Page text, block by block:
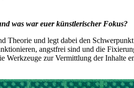
was war euer künstlerischer Fokus?
Theorie und legt dabei den
angstfrei sind und die
zur Vermittlung der Inhalte